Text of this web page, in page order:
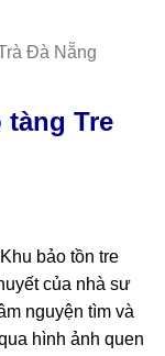
Đà Nẵng
Tre
bảo tồn tre
của nhà sư
nguyện tìm và
hình ảnh quen